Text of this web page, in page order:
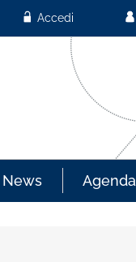
Accedi
News Agenda